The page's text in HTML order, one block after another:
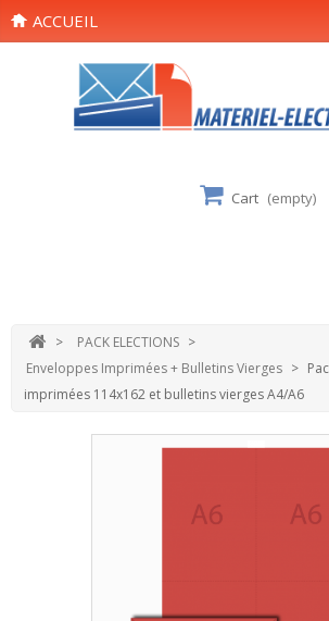
ACCUEIL
Cart (empty)
> PACK ELECTIONS >
Enveloppes Imprimées + Bulletins Vierges >
imprimées 114x162 et bulletins vierges A4/A6